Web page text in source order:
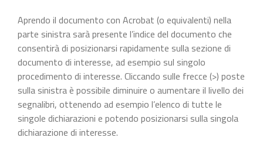
Aprendo il documento con Acrobat (o equivalenti) nella
parte sinistra sarà presente l’indice del documento che
consentirà di posizionarsi rapidamente sulla sezione di
documento di interesse, ad esempio sul singolo
procedimento di interesse. Cliccando sulle frecce (>) poste
sulla sinistra è possibile diminuire o aumentare il livello dei
segnalibri, ottenendo ad esempio l’elenco di tutte le
singole dichiarazioni e potendo posizionarsi sulla singola
dichiarazione di interesse.